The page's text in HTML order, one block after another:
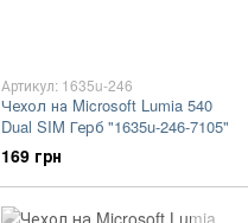
Артикул: 1635u-246
Чехол на Microsoft Lumia 540
Dual SIM Герб "1635u-246-7105"
169 грн